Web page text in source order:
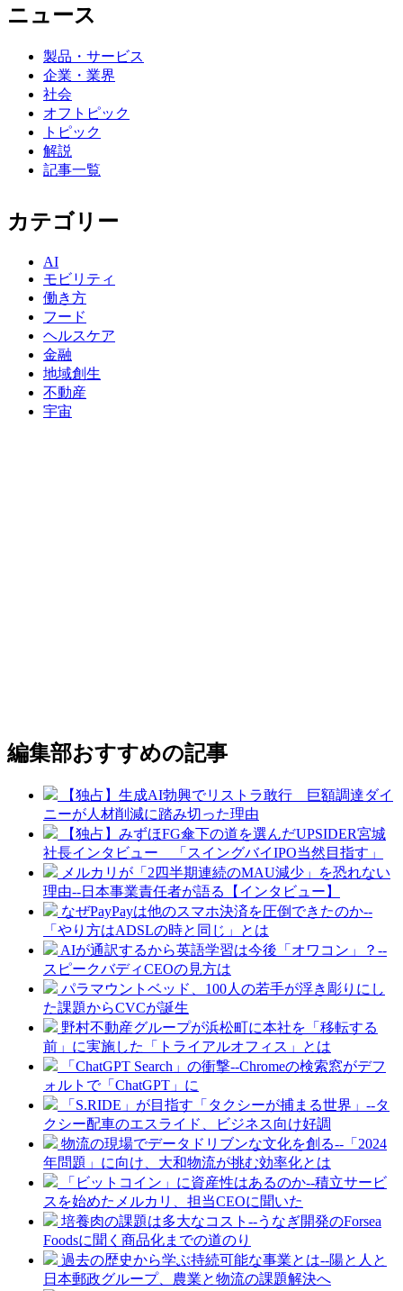
ニュース
製品・サービス
企業・業界
社会
オフトピック
トピック
解説
記事一覧
カテゴリー
AI
モビリティ
働き方
フード
ヘルスケア
金融
地域創生
不動産
宇宙
編集部おすすめの記事
【独占】生成AI勃興でリストラ敢行 巨額調達ダイ
ニーが人材削減に踏み切った理由
【独占】みずほFG傘下の道を選んだUPSIDER宮城
社長インタビュー 「スイングバイIPO当然目指す」
メルカリが「2四半期連続のMAU減少」を恐れない
理由--日本事業責任者が語る【インタビュー】
なぜPayPayは他のスマホ決済を圧倒できたのか--
「やり方はADSLの時と同じ」とは
AIが通訳するから英語学習は今後「オワコン」？--
スピークバディCEOの見方は
パラマウントベッド、100人の若手が浮き彫りにし
た課題からCVCが誕生
野村不動産グループが浜松町に本社を「移転する
前」に実施した「トライアルオフィス」とは
「ChatGPT Search」の衝撃--Chromeの検索窓がデフ
ォルトで「ChatGPT」に
「S.RIDE」が目指す「タクシーが捕まる世界」--タ
クシー配車のエスライド、ビジネス向け好調
物流の現場でデータドリブンな文化を創る--「2024
年問題」に向け、大和物流が挑む効率化とは
「ビットコイン」に資産性はあるのか--積立サービ
スを始めたメルカリ、担当CEOに聞いた
培養肉の課題は多大なコスト--うなぎ開発のForsea
Foodsに聞く商品化までの道のり
過去の歴史から学ぶ持続可能な事業とは--陽と人と
日本郵政グループ、農業と物流の課題解決へ